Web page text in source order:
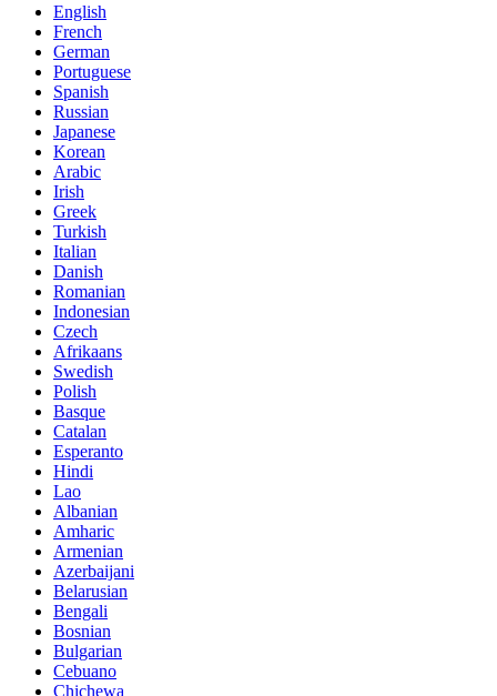
English
French
German
Portuguese
Spanish
Russian
Japanese
Korean
Arabic
Irish
Greek
Turkish
Italian
Danish
Romanian
Indonesian
Czech
Afrikaans
Swedish
Polish
Basque
Catalan
Esperanto
Hindi
Lao
Albanian
Amharic
Armenian
Azerbaijani
Belarusian
Bengali
Bosnian
Bulgarian
Cebuano
Chichewa